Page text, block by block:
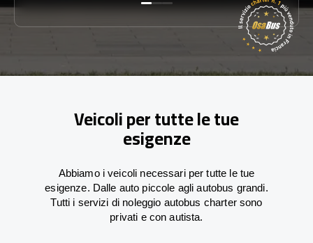
Veicoli per tutte le tue
esigenze
Abbiamo i veicoli necessari per tutte le tue
esigenze. Dalle auto piccole agli autobus grandi.
Tutti i servizi di noleggio autobus charter sono
privati e con autista.